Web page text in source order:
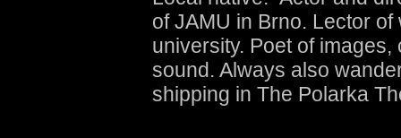
of JAMU in Brno. Lector
university. Poet of
sound. Always also
shipping in The Polarka